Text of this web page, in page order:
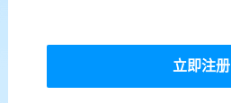
立即注册